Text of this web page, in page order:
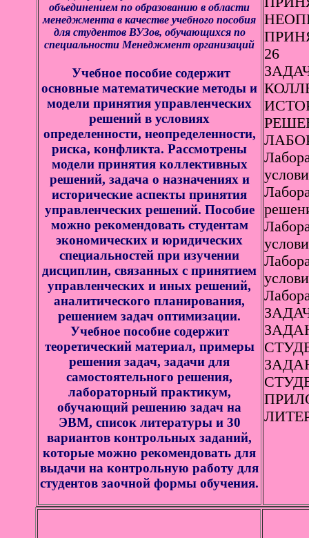
объединением по образованию в области
менеджмента в качестве учебного пособия
для студентов ВУЗов, обучающихся по
специальности Менеджмент организаций
Учебное пособие содержит
основные математические методы и
модели принятия управленческих
решений в условиях
определенности, неопределенности,
риска, конфликта. Рассмотрены
модели принятия коллективных
решений, задача о назначениях и
исторические аспекты принятия
управленческих решений. Пособие
можно рекомендовать студентам
экономических и юридических
специальностей при изучении
дисциплин, связанных с принятием
управленческих и иных решений,
аналитического планирования,
решением задач оптимизации.
Учебное пособие содержит
теоретический материал, примеры
решения задач, задачи для
самостоятельного решения,
лабораторный практикум,
обучающий решению задач на
ЭВМ, список литературы и 30
вариантов контрольных заданий,
которые можно рекомендовать для
выдачи на контрольную работу для
студентов заочной формы обучения.
26